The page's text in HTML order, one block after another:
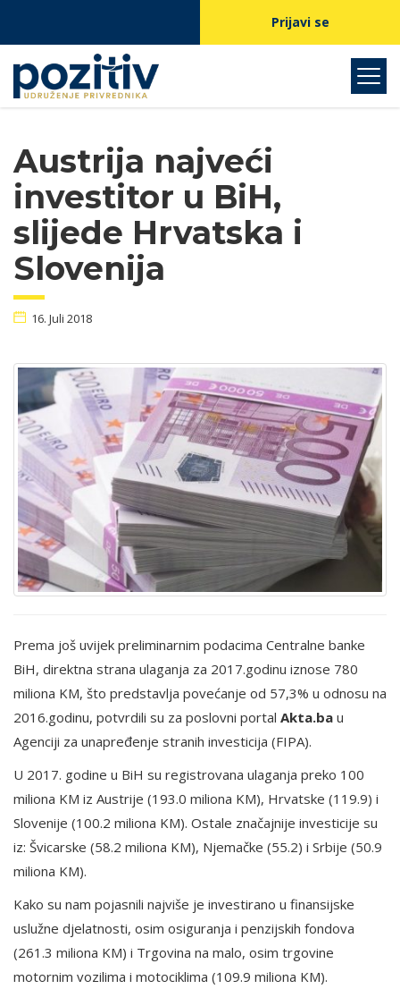
Prijavi se
Austrija najveći
investitor u BiH,
slijede Hrvatska i
Slovenija
16. Juli 2018
Prema još uvijek preliminarnim podacima Centralne banke
BiH, direktna strana ulaganja za 2017.godinu iznose 780
miliona KM, što predstavlja povećanje od 57,3% u odnosu na
2016.godinu, potvrdili su za poslovni portal Akta.ba u
Agenciji za unapređenje stranih investicija (FIPA).
U 2017. godine u BiH su registrovana ulaganja preko 100
miliona KM iz Austrije (193.0 miliona KM), Hrvatske (119.9) i
Slovenije (100.2 miliona KM). Ostale značajnije investicije su
iz: Švicarske (58.2 miliona KM), Njemačke (55.2) i Srbije (50.9
miliona KM).
Kako su nam pojasnili najviše je investirano u finansijske
uslužne djelatnosti, osim osiguranja i penzijskih fondova
(261.3 miliona KM) i Trgovina na malo, osim trgovine
motornim vozilima i motociklima (109.9 miliona KM).